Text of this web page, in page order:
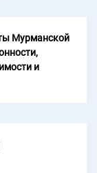
Мурманской
и